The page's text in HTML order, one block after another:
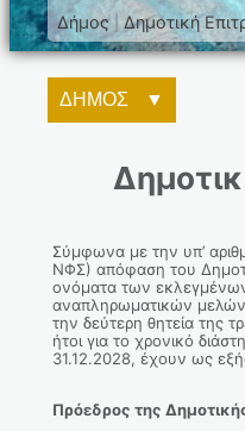
Δήμος |Δημοτική
ΔΗΜΟΣ
Σύμφωνα με την υπ’
ΝΦΣ) απόφαση του
ονόματα των
αναπληρωματικών μελών
την δεύτερη θητεία της
ήτοι για το χρονικό
31.12.2028, έχουν ως
Πρόεδρος της